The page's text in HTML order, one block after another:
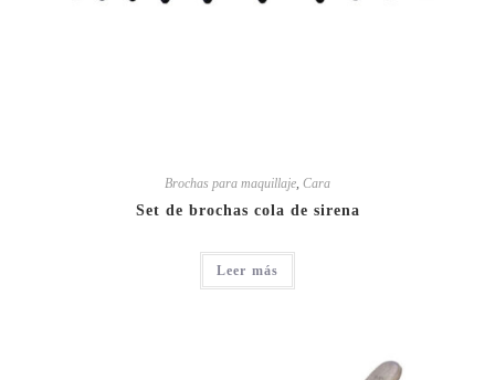
Brochas para maquillaje, Cara
Set de brochas cola de sirena
Leer más